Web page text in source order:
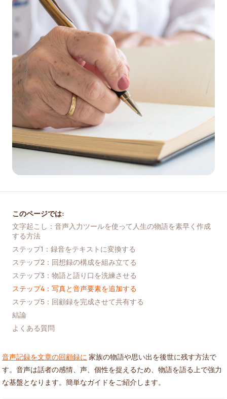
このページでは:
文字起こし：音声入力ツールを使って人生の物語を素早く作成
する方法
ステップ1：録音をテキストに変換する
ステップ2：回想録の構成を組み立てる
ステップ3：物語と語り口を洗練させる
ステップ4：写真と音声要素を追加する
ステップ5：回顧録を完成させて共有する
結論
よくある質問
音声記録を文章の回顧録に 家族の物語や思い出を後世に残す方法で
す。音声は話者の感情、声、個性を捉えるため、物語を語る上で強力
な基盤となります。簡単なガイドをご紹介します。